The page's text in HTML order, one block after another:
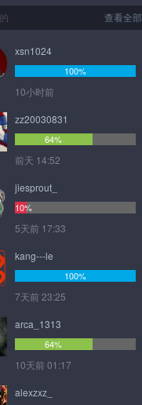
查看全部
xsn1024
100%
10小时前
zz20030831
64%
前天 14:52
jiesprout_
10%
5天前 17:33
kang---le
100%
7天前 23:25
arca_1313
64%
10天前 01:17
alexzxz_